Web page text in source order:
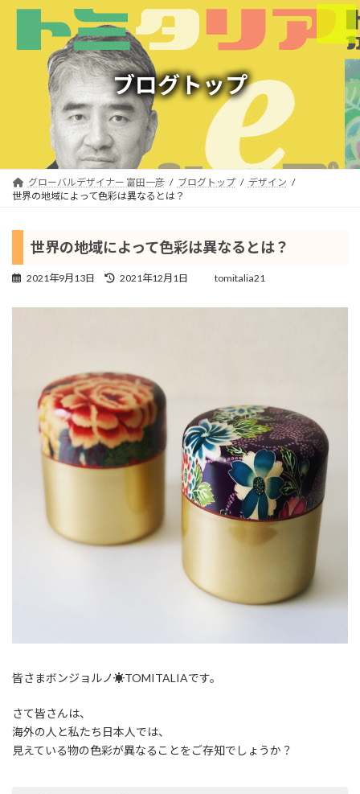
ブログトップ
グローバルデザイナー 富田一彦 ブログトップ
デザイン
世界の地域によって色彩は異なるとは？
世界の地域によって色彩は異なるとは？
2021年9月13日
最
更
2021年12月1日 tomitalia21
皆さまボンジョルノ☀︎TOMITALIAです。
さて皆さんは、
海外の人と私たち日本人では、
見えている物の色彩が異なることをご存知でしょうか？